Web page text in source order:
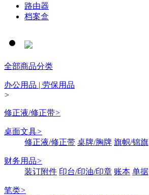
路由器
档案盒
全部商品分类
办公用品 | 劳保用品
>
修正液/修正带>
桌面文具>
修正液/修正带 桌牌/胸牌 旗帜/锦旗
财务用品>
装订附件 印台/印油/印章 账本 单据
笔类>